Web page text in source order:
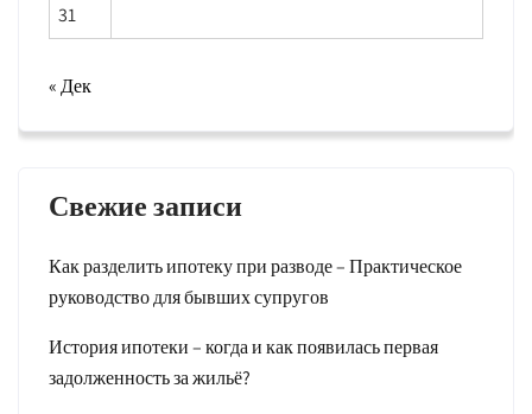
31
« Дек
Свежие записи
Как разделить ипотеку при разводе – Практическое
руководство для бывших супругов
История ипотеки – когда и как появилась первая
задолженность за жильё?